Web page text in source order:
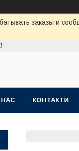
заказы и
КОНТАКТИ